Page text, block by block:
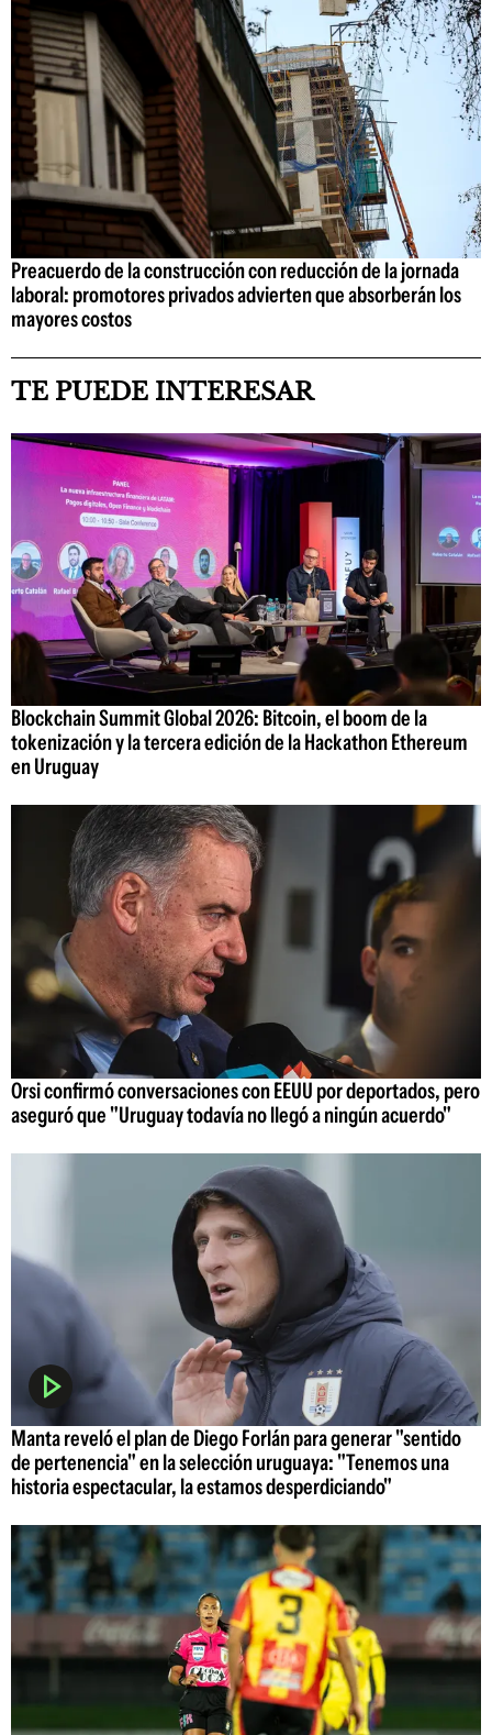
Preacuerdo de la construcción con reducción de la jornada
laboral: promotores privados advierten que absorberán los
mayores costos
TE PUEDE INTERESAR
Blockchain Summit Global 2026: Bitcoin, el boom de la
tokenización y la tercera edición de la Hackathon Ethereum
en Uruguay
Orsi confirmó conversaciones con EEUU por deportados, pero
aseguró que "Uruguay todavía no llegó a ningún acuerdo"
Manta reveló el plan de Diego Forlán para generar "sentido
de pertenencia" en la selección uruguaya: "Tenemos una
historia espectacular, la estamos desperdiciando"